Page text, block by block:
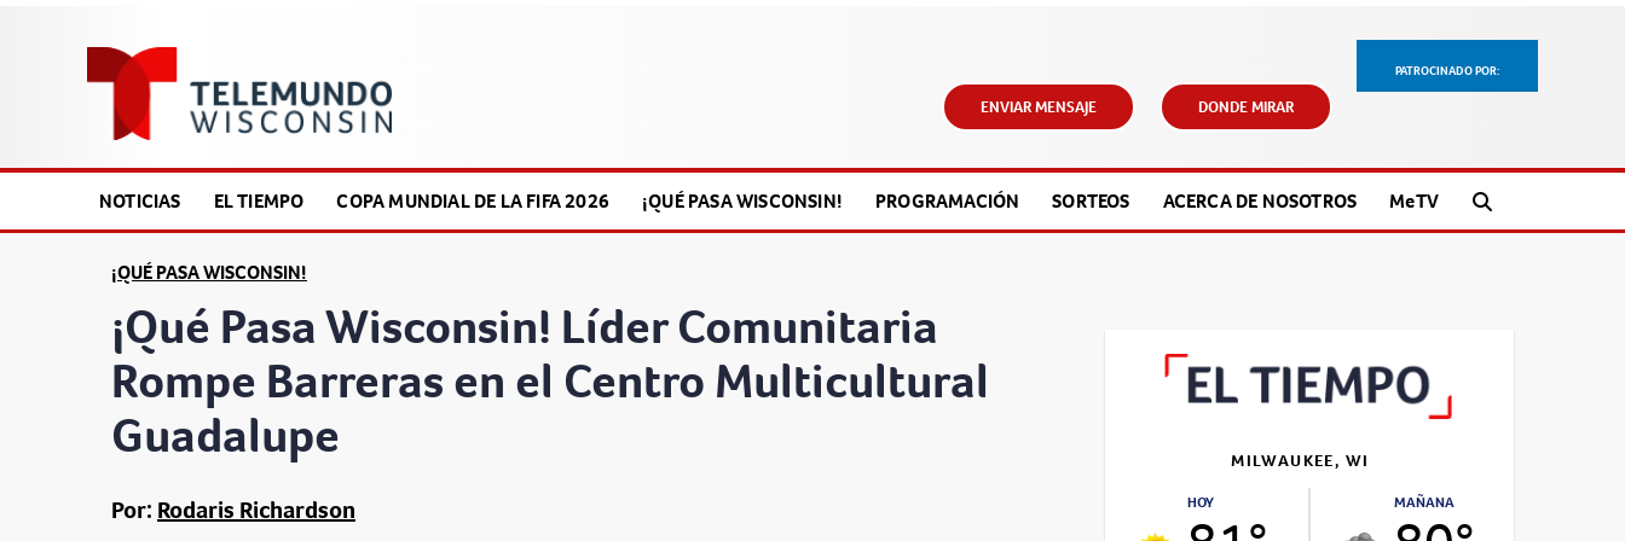
PATROCINADO POR:
ENVIAR MENSAJE DONDE MIRAR
NOTICIAS EL TIEMPO COPA MUNDIAL DE LA FIFA 2026 ¡QUÉ PASA WISCONSIN! PROGRAMACIÓN SORTEOS ACERCA DE NOSOTROS MeTV
¡QUÉ PASA WISCONSIN!
¡Qué Pasa Wisconsin! Líder Comunitaria
Rompe Barreras en el Centro Multicultural
Guadalupe
Por: Rodaris Richardson
MILWAUKEE, WI
HOY MAÑANA